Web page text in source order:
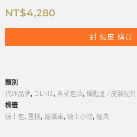
NT$4,280
到 蝦皮 購買
類別
代理品牌, DLMS, 各式包款, 鑰匙圈 / 皮製配件
標籤
騎士包, 重機, 輕檔車, 騎士小物, 經典